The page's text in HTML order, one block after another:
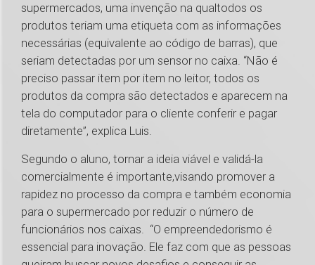
supermercados, uma invenção na qualtodos os
produtos teriam uma etiqueta com as informações
necessárias (equivalente ao código de barras), que
seriam detectadas por um sensor no caixa. “Não é
preciso passar item por item no leitor, todos os
produtos da compra são detectados e aparecem na
tela do computador para o cliente conferir e pagar
diretamente”, explica Luis.
Segundo o aluno, tornar a ideia viável e validá-la
comercialmente é importante,visando promover a
rapidez no processo da compra e também economia
para o supermercado por reduzir o número de
funcionários nos caixas. “O empreendedorismo é
essencial para inovação. Ele faz com que as pessoas